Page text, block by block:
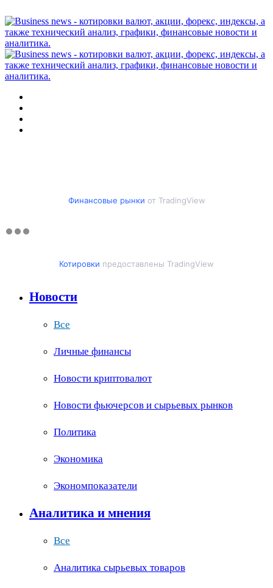
Финансовые рынки от TradingView
Котировки предоставлены TradingView
Новости
Все
Личные финансы
Новости криптовалют
Новости фьючерсов и сырьевых рынков
Политика
Экономика
Экономпоказатели
Аналитика и мнения
Все
Аналитика сырьевых товаров